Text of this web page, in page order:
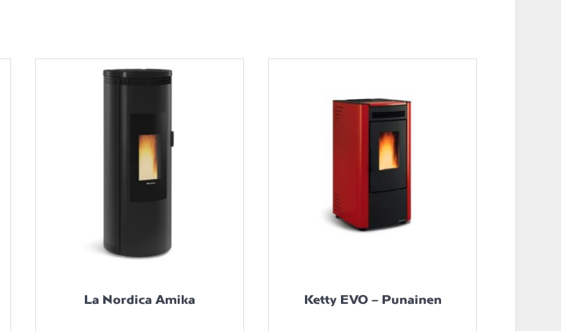
La Nordica Amika Ketty EVO – Punainen